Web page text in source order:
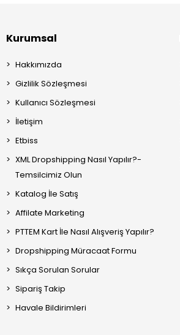
Kurumsal
Hakkımızda
Gizlilik Sözleşmesi
Kullanıcı Sözleşmesi
İletişim
Etbiss
XML Dropshipping Nasıl Yapılır?-
Temsilcimiz Olun
Katalog İle Satış
Affilate Marketing
PTTEM Kart İle Nasıl Alışveriş Yapılır?
Dropshipping Müracaat Formu
Sıkça Sorulan Sorular
Sipariş Takip
Havale Bildirimleri